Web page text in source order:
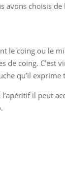
avons choisis
le coing ou le
de coing. C’est
qu’il exprime
il peut